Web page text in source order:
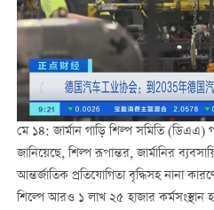
মে ১৪: জার্মান গাড়ি শিল্প সমিতি
জানিয়েছে, শিল্প রূপান্তর, জার্মানির
আন্তর্জাতিক প্রতিযোগিতা বৃদ্ধিসহ নানা
শিল্পে আরও ১ লাখ ২৫ হাজার কর্মসংস্থান